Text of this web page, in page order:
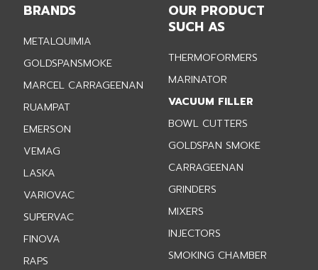
BRANDS
METALQUIMIA
GOLDSPANSMOKE
MARCEL CARRAGEENAN
RUAMPAT
EMERSON
VEMAG
LASKA
VARIOVAC
SUPERVAC
FINOVA
RAPS
OUR PRODUCT
SUCH AS
THERMOFORMERS
MARINATOR
VACUUM FILLER
BOWL CUTTERS
GOLDSPAN SMOKE
CARRAGEENAN
GRINDERS
MIXERS
INJECTORS
SMOKING CHAMBER